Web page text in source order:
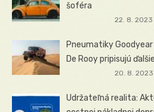
šoféra
22. 8. 2023
Pneumatiky Goodyear
De Rooy pripisujú
20. 8. 2023
Udržateľná realita: